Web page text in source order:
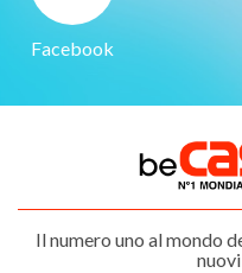
Facebook
Il numero uno al mondo